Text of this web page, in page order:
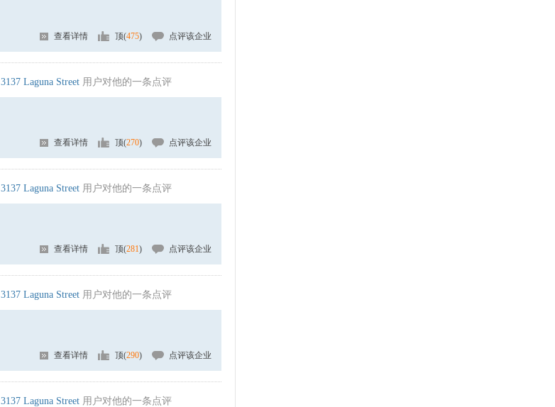
查看详情 顶(475) 点评该企业
3137 Laguna Street 用户对他的一条点评
查看详情 顶(270) 点评该企业
3137 Laguna Street 用户对他的一条点评
查看详情 顶(281) 点评该企业
3137 Laguna Street 用户对他的一条点评
查看详情 顶(290) 点评该企业
3137 Laguna Street 用户对他的一条点评